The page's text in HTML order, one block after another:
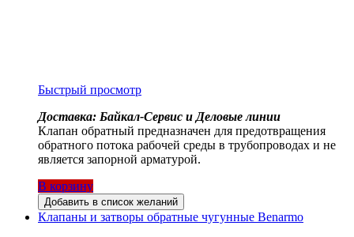
Быстрый просмотр
Доставка: Байкал-Сервис и Деловые линии
Клапан обратный предназначен для предотвращения
обратного потока рабочей среды в трубопроводах и не
является запорной арматурой.
В корзину
Добавить в список желаний
Клапаны и затворы обратные чугунные Benarmo